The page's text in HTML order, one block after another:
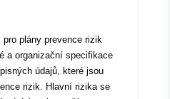
který plně pokrývá oblast
rizika jsou obsažena v
které mohou být vloženy
k RPP. Tyto
různých úrovní
pro plány prevence rizik
a organizační specifikace
údajů, které jsou
rizik. Hlavní rizika se